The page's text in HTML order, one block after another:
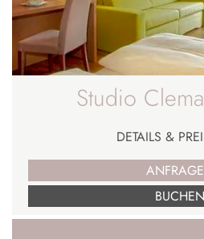
Studio
DETAILS &
BUCHEN